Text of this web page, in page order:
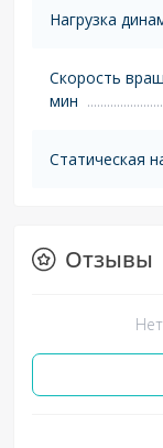
Нагрузка
Скорость
мин
Статическая
Отзывы